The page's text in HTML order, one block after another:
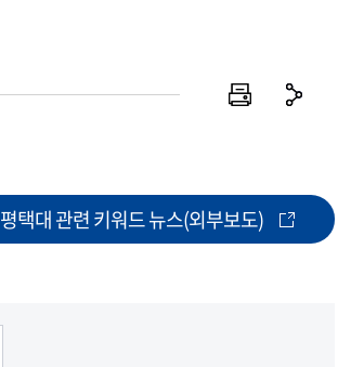
평택대 관련 키워드 뉴스(외부보도)